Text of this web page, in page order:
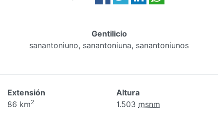
Gentilicio
sanantoniuno, sanantoniuna, sanantoniunos
Extensión
86 km2
Altura
1.503 msnm